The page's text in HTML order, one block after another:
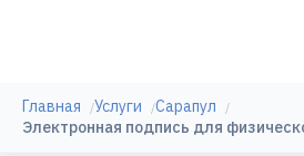
Главная Услуги
Сарапул
Электронная подпись для